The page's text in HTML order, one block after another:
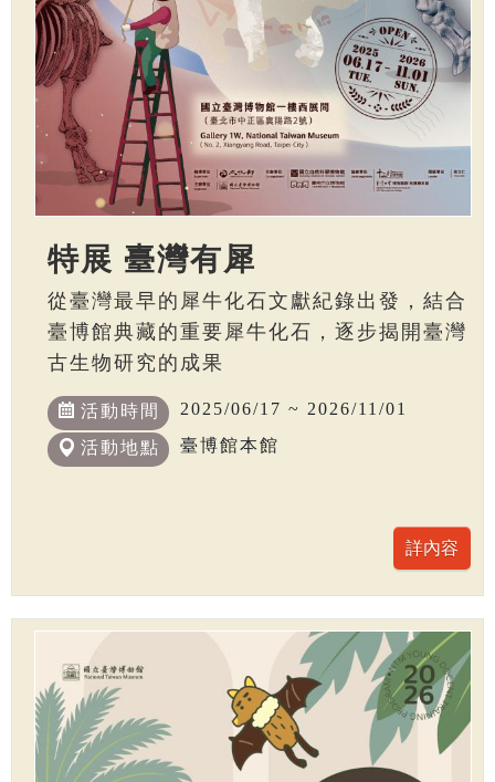
特展 臺灣有犀
從臺灣最早的犀牛化石文獻紀錄出發，結合
臺博館典藏的重要犀牛化石，逐步揭開臺灣
古生物研究的成果
活動時間 2025/06/17 ~ 2026/11/01
活動地點 臺博館本館